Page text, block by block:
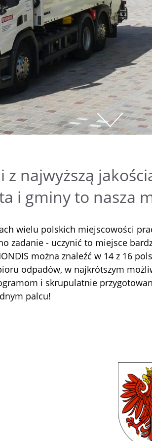
z najwyższą
i gminy to nasza
wielu polskich miejscowości
zadanie - uczynić to miejsce
można znaleźć w 14 z 16
odpadów, w najkrótszym
i skrupulatnie
palcu!